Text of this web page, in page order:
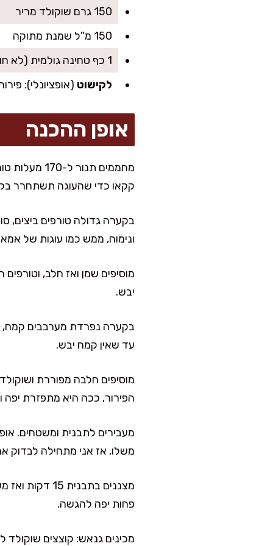
150 גרם שוקולד מריר
150 מ"ל שמנת מתוקה
1 כף טחינה גולמית (לא חובה, אבל עושה טעם של סבתא)
לקישוט (אופציונלי):
אופן ההכנה
קקאו כדי שהעוגה תשתחרר
ונימוח, ממש כמו עוגות של
מוסיפים שמן ואז חלב,
יבש.
עד שאין קמח יבש.
הפירור, ככה היא מתפזרת
משלו, אז אני מתחילה לבדוק אחרי 38
מצננים
פחות יפה להגשה.
מכינים גנאש: קוצצים